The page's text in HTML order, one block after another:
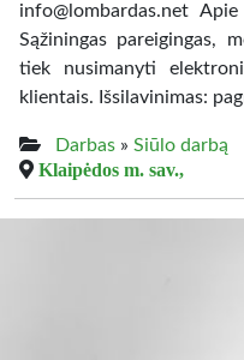
info@lombardas.net
Sąžiningas pareigingas,
tiek nusimanyti
klientais. Išsilavinimas:
Darbas » Siūlo darbą
Klaipėdos m. sav.,